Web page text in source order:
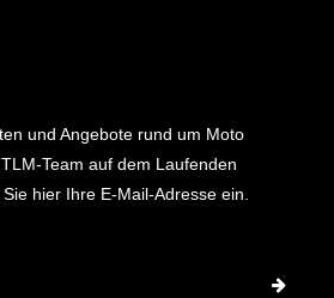
und Angebote rund um Moto
Team auf dem Laufenden
hier Ihre E-Mail-Adresse ein.